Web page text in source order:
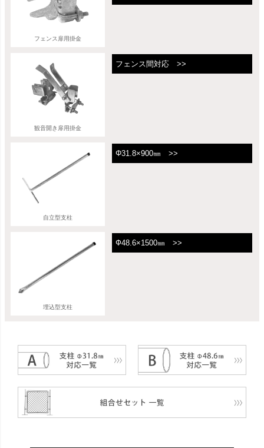
フェンス扉用掛金
観音開き扉用掛金
フェンス間対応 >>
自立型支柱
Φ31.8×900㎜ >>
埋込型支柱
Ф48.6×1500㎜ >>